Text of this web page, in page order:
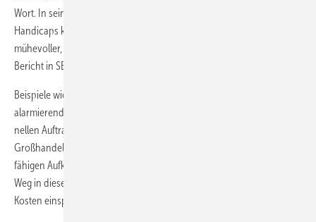
Wort. In seinem Zwei-Mann-Betrieb sehe er sich immer wieder mit
Handicaps konfrontiert, weil er die Transparenz der EAN in
mühevoller, aber lohnenswerter Kleinarbeit selbst realisiere (siehe
Bericht in SBZ 10/ 2007, ab Seite 18).
Beispiele wie dieses wertet der ZVSHK als Fehlentwicklung mit
alarmierender Tendenz: Auf der Suche nach einer möglichst ratio­
nellen Auftragsabwicklung besorge sich der Fachhandwerker – am
Großhandel vorbei – die jeweiligen EANs einschließlich der Scanner-
fähigen Aufkleber mit den Barcodes. Es könne nicht sein, dass der
Weg in diese Zweistufigkeit gewählt werde, um so nicht unerhebliche
Kosten einsparen zu können.